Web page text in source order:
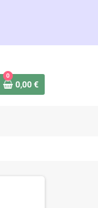
0
0,00 €